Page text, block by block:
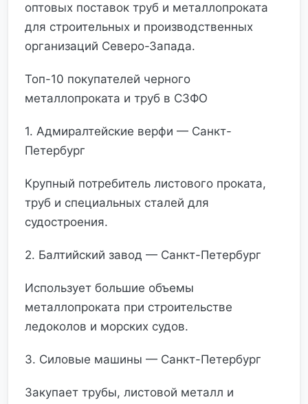
оптовых поставок труб и металлопроката
для строительных и производственных
организаций Северо-Запада.
Топ-10 покупателей черного
металлопроката и труб в СЗФО
1. Адмиралтейские верфи — Санкт-
Петербург
Крупный потребитель листового проката,
труб и специальных сталей для
судостроения.
2. Балтийский завод — Санкт-Петербург
Использует большие объемы
металлопроката при строительстве
ледоколов и морских судов.
3. Силовые машины — Санкт-Петербург
Закупает трубы, листовой металл и